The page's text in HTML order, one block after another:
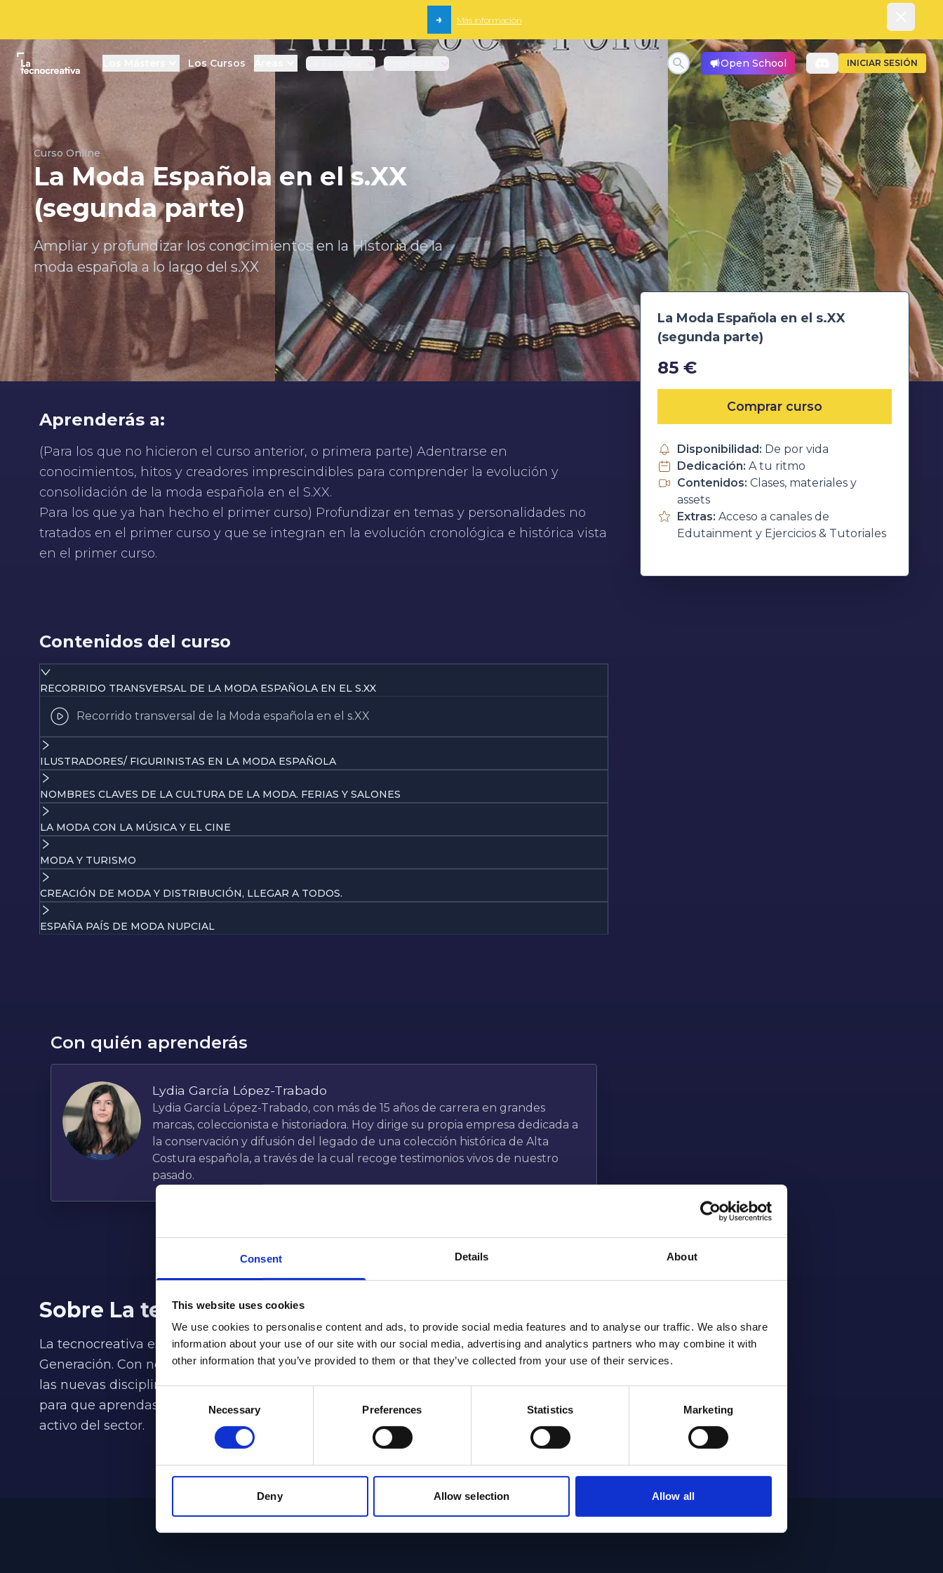
Consent Details About
This website uses cookies
We use cookies to personalise content and ads, to provide social media features and to analyse our traffic. We also share
information about your use of our site with our social media, advertising and analytics partners who may combine it with
other information that you’ve provided to them or that they’ve collected from your use of their services.
Consent
Selection
Necessary Preferences Statistics Marketing
Deny Allow selection Allow all
→ Más información
La tecnocreativa Los Cursos La Escuela Empresas Open School INICIAR SESIÓN
Curso Online
La Moda Española en el s.XX
(segunda parte)
Ampliar y profundizar los conocimientos en la Historia de la
moda española a lo largo del s.XX
Aprenderás a:
(Para los que no hicieron el curso anterior, o primera parte) Adentrarse en
conocimientos, hitos y creadores imprescindibles para comprender la evolución y
consolidación de la moda española en el S.XX.
Para los que ya han hecho el primer curso) Profundizar en temas y personalidades no
tratados en el primer curso y que se integran en la evolución cronológica e histórica vista
en el primer curso.
Contenidos del curso
RECORRIDO TRANSVERSAL DE LA MODA ESPAÑOLA EN EL S.XX
Recorrido transversal de la Moda española en el s.XX
ILUSTRADORES/ FIGURINISTAS EN LA MODA ESPAÑOLA
NOMBRES CLAVES DE LA CULTURA DE LA MODA. FERIAS Y SALONES
LA MODA CON LA MÚSICA Y EL CINE
MODA Y TURISMO
CREACIÓN DE MODA Y DISTRIBUCIÓN, LLEGAR A TODOS.
ESPAÑA PAÍS DE MODA NUPCIAL
Con quién aprenderás
Lydia García López-Trabado
Lydia García López-Trabado, con más de 15 años de carrera en grandes
marcas, coleccionista e historiadora. Hoy dirige su propia empresa dedicada a
la conservación y difusión del legado de una colección histórica de Alta
Costura española, a través de la cual recoge testimonios vivos de nuestro
pasado.
Sobre La tecnocreativa
La tecnocreativa es la Escuela de Diseño, Tecnología y New Business de Nueva
Generación. Con nosotros puedes convertirte en un profesional que está al día de todas
las nuevas disciplinas más demandadas por la industria. Nuestros cursos están diseñados
para que aprendas de manera práctica y ágil, con proyectos reales y profesionales en
activo del sector.
La Moda Española en el s.XX
(segunda parte)
85 €
Comprar curso
Disponibilidad: De por vida
Dedicación: A tu ritmo
Contenidos: Clases, materiales y
assets
Extras: Acceso a canales de
Edutainment y Ejercicios & Tutoriales